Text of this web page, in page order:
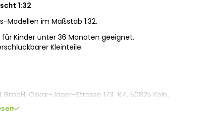
1:32
Modellen im Maßstab 1:32.
für Kinder unter 36 Monaten geeignet.
Kleinteile.
Oskar-Jäger-Strasse 173_K4, 50825 Köln,